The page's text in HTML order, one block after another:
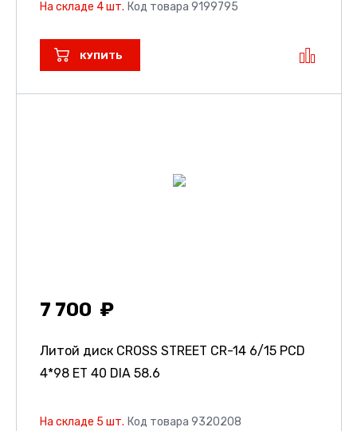
На складе 4 шт. Код товара 9199795
КУПИТЬ
7 700
Литой диск CROSS STREET CR-14 6/15 PCD
4*98 ET 40 DIA 58.6
На складе 5 шт. Код товара 9320208